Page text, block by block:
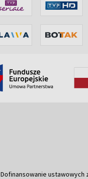
Dofinansowanie ustawowych